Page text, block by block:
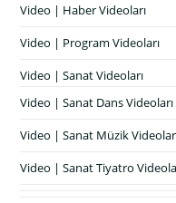
Video | Haber Videoları
Video | Program Videoları
Video | Sanat Videoları
Video | Sanat Dans Videoları
Video | Sanat Müzik
Video | Sanat Tiyatro